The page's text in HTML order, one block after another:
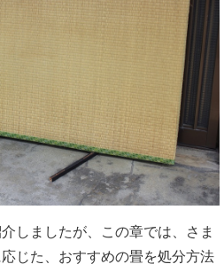
しましたが、この章では、さま
じた、おすすめの畳を処分方法